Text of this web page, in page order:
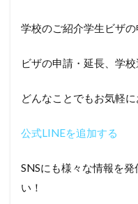
学校のご紹介学生ビザ
ビザの申請・延長、学
どんなことでもお気軽
公式LINEを追加する
SNSにも様々な情報を
い！